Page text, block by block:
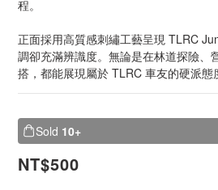
程。
正面採用高質感刺繡工藝呈現 TLRC
調卻充滿辨識度。無論是在林道探險、
搭，都能展現屬於 TLRC 車友的硬派態
Sold 10+
NT$500